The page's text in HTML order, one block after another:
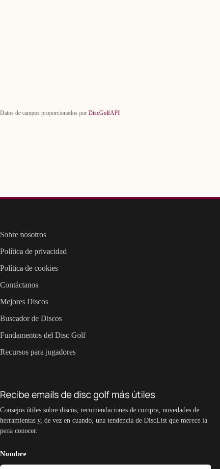
Datos de campos proporcionados por DiscGolfAPI
Sobre nosotros
Política de privacidad
Política de cookies
Contáctanos
Mejores Discos
Buscador de Discos
Fundamentos del Disc Golf
Recursos para jugadores
Recibe emails de disc golf más útiles
Consejos útiles sobre discos, recomendaciones de compra, novedades de
herramientas y, de vez en cuando, una tendencia de DiscList que merece la
pena conocer.
Nombre